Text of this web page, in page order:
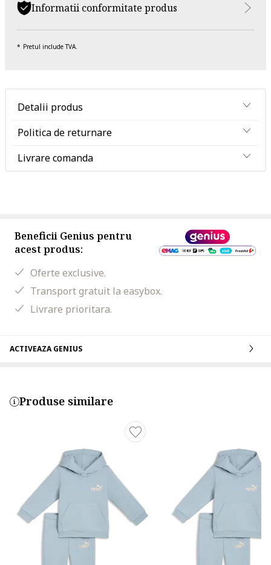
Informatii conformitate produs
Pretul include TVA.
Detalii produs
Politica de returnare
Livrare comanda
Beneficii Genius pentru
acest produs:
Oferte exclusive.
Transport gratuit la easybox.
Livrare prioritara.
ACTIVEAZA GENIUS
Produse similare